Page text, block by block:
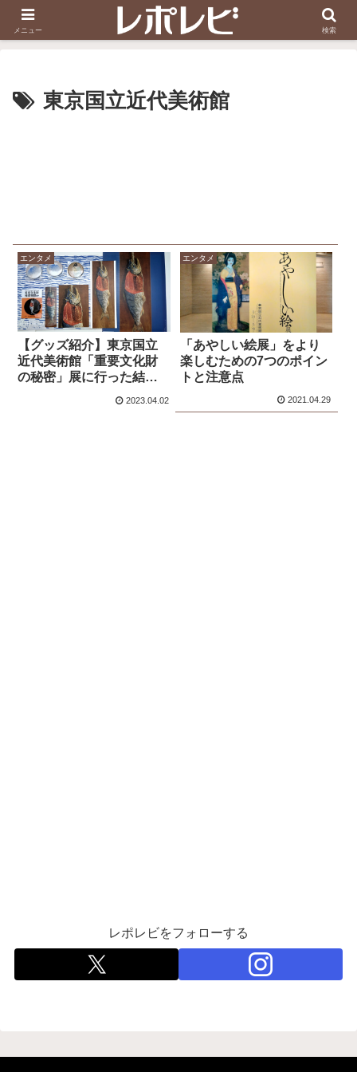
スヌーピー刺しゅう ダイソー知恵の輪
東京国立近代美術館
エンタメ
【グッズ紹介】東京国立
近代美術館「重要文化財
の秘密」展に行った結果
2023.04.02
エンタメ
「あやしい絵展」をより
楽しむための7つのポイン
トと注意点
2021.04.29
レポレビをフォローする
メニュー 検索